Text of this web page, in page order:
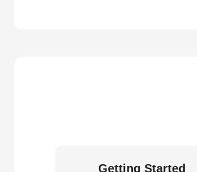
Getting Started